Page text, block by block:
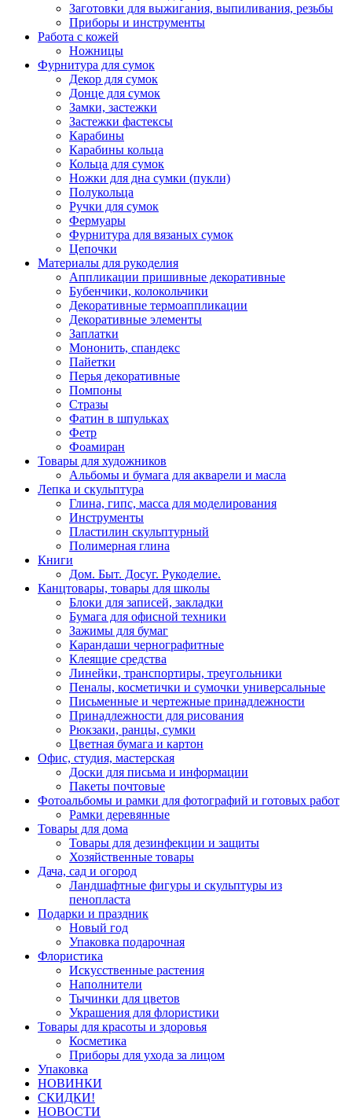
Заготовки для выжигания, выпиливания, резьбы
Приборы и инструменты
Работа с кожей
Ножницы
Фурнитура для сумок
Декор для сумок
Донце для сумок
Замки, застежки
Застежки фастексы
Карабины
Карабины кольца
Кольца для сумок
Ножки для дна сумки (пукли)
Полукольца
Ручки для сумок
Фермуары
Фурнитура для вязаных сумок
Цепочки
Материалы для рукоделия
Аппликации пришивные декоративные
Бубенчики, колокольчики
Декоративные термоаппликации
Декоративные элементы
Заплатки
Мононить, спандекс
Пайетки
Перья декоративные
Помпоны
Стразы
Фатин в шпульках
Фетр
Фоамиран
Товары для художников
Альбомы и бумага для акварели и масла
Лепка и скульптура
Глина, гипс, масса для моделирования
Инструменты
Пластилин скульптурный
Полимерная глина
Книги
Дом. Быт. Досуг. Рукоделие.
Канцтовары, товары для школы
Блоки для записей, закладки
Бумага для офисной техники
Зажимы для бумаг
Карандаши чернографитные
Клеящие средства
Линейки, транспортиры, треугольники
Пеналы, косметички и сумочки универсальные
Письменные и чертежные принадлежности
Принадлежности для рисования
Рюкзаки, ранцы, сумки
Цветная бумага и картон
Офис, студия, мастерская
Доски для письма и информации
Пакеты почтовые
Фотоальбомы и рамки для фотографий и готовых работ
Рамки деревянные
Товары для дома
Товары для дезинфекции и защиты
Хозяйственные товары
Дача, сад и огород
Ландшафтные фигуры и скульптуры из
пенопласта
Подарки и праздник
Новый год
Упаковка подарочная
Флористика
Искусственные растения
Наполнители
Тычинки для цветов
Украшения для флористики
Товары для красоты и здоровья
Косметика
Приборы для ухода за лицом
Упаковка
НОВИНКИ
СКИДКИ!
НОВОСТИ